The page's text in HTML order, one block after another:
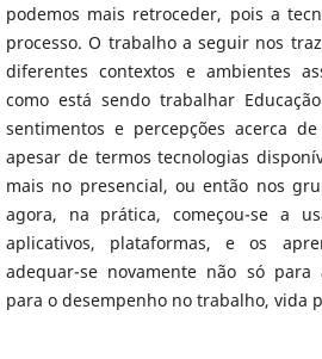
podemos mais retroceder, pois a
processo. O trabalho a seguir nos
diferentes contextos e ambientes
como está sendo trabalhar
sentimentos e percepções acerca
apesar de termos tecnologias
mais no presencial, ou então nos
agora, na prática, começou-se a
aplicativos, plataformas, e os
adequar-se novamente não só
para o desempenho no trabalho, vida